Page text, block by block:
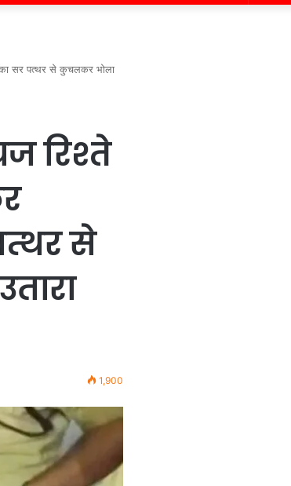
का सर पत्थर से कुचलकर भोला
रिश्ते
से
1,900